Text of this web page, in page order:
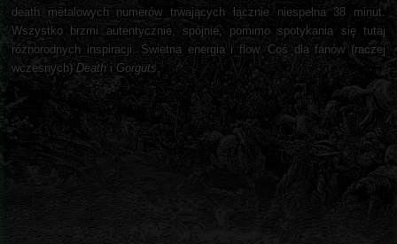
death metalowych numerów trwających łącznie niespełna 38 minut.
Wszystko brzmi autentycznie, spójnie, pomimo spotykania się tutaj
różnorodnych inspiracji. Świetna energia i flow. Coś dla fanów (raczej
wczesnych) Death i Gorguts.